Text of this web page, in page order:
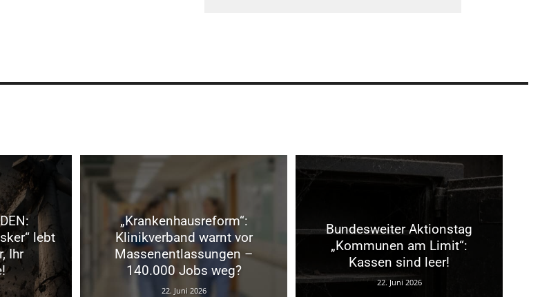
lebt
Ihr
„Krankenhausreform“:
Klinikverband warnt vor
Massenentlassungen –
140.000 Jobs weg?
22. Juni 2026
Bundesweiter Aktionstag
„Kommunen am Limit“:
Kassen sind leer!
22. Juni 2026